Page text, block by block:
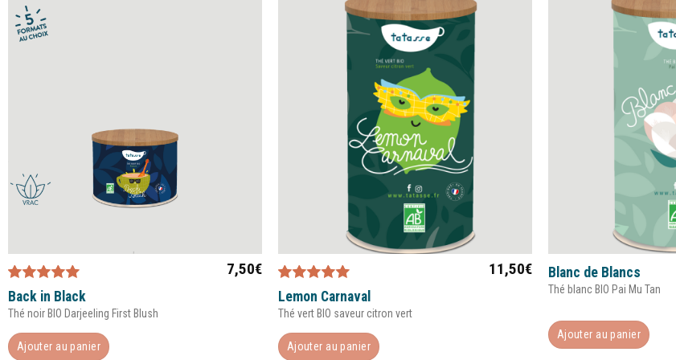
Note 5.00sur
5
Back in Black
Thé noir BIO Darjeeling First Blush
7,50€
Ajouter au panier
Note5.00sur
5
Lemon Carnaval
Thé vert BIO saveur citron vert
11,50€
Ajouter au panier
Blanc de Blancs
Thé blanc BIO Pai Mu Tan
Ajouter au panier